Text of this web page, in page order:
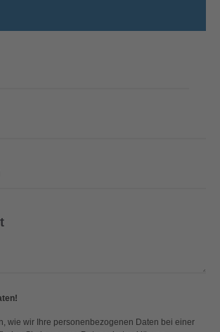
wie wir Ihre personenbezogenen Daten bei einer